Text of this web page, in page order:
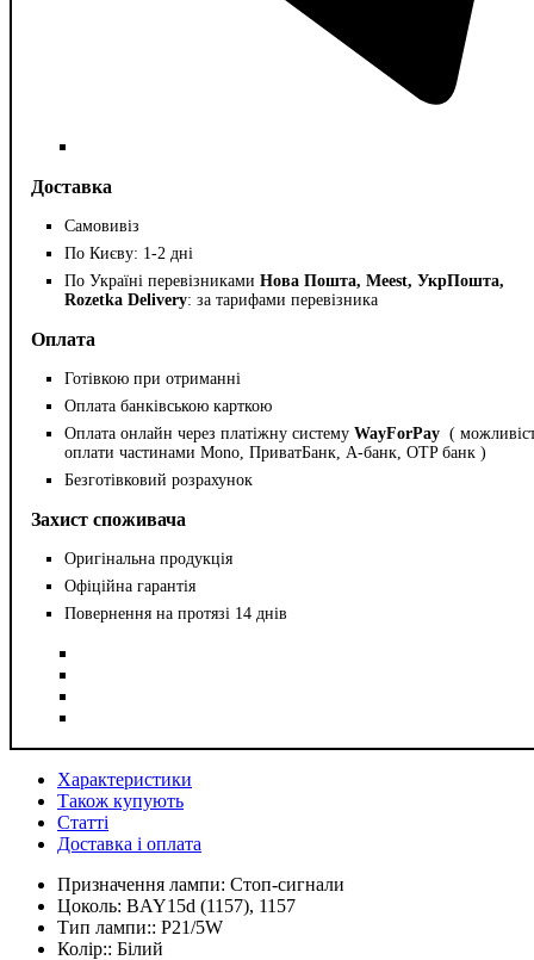
Доставка
Самовивіз
По Києву: 1-2 дні
По Україні перевізниками Нова Пошта, Meest, УкрПошта,
Rozetka Delivery: за тарифами перевізника
Оплата
Готівкою при отриманні
Оплата банківською карткою
Оплата онлайн через платіжну систему WayForPay (
оплати частинами Mono, ПриватБанк, А-банк, OTP банк )
Безготівковий розрахунок
Захист споживача
Оригінальна продукція
Офіційна гарантія
Повернення на протязі 14 днів
Характеристики
Також купують
Статті
Доставка і оплата
Призначення лампи: Стоп-сигнали
Цоколь: BAY15d (1157), 1157
Тип лампи:: P21/5W
Колір:: Білий